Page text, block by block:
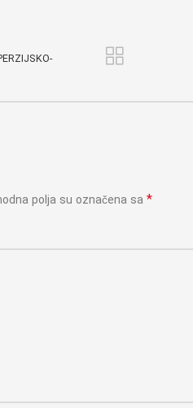
polja su označena sa *